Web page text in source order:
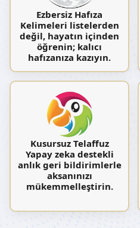
Ezbersiz Hafıza
Kelimeleri listelerden
değil, hayatın içinden
öğrenin; kalıcı
hafızanıza kazıyın.
Kusursuz Telaffuz
Yapay zeka destekli
anlık geri bildirimlerle
aksanınızı
mükemmelleştirin.